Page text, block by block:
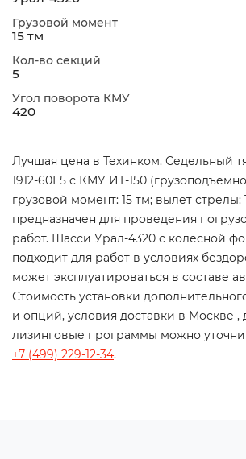
Грузовой момент
15 тм
Кол-во секций
5
Угол поворота КМУ
420
Лучшая цена в Техинком. Седельный
1912-60Е5 с КМУ ИТ-150
грузовой момент: 15 тм; вылет стрелы:
предназначен для проведения
работ. Шасси Урал-4320 с колесной
подходит для работ в условиях
может эксплуатироваться в составе
Стоимость установки
и опций, условия доставки в Москве
лизинговые программы можно
+7 (499) 229-12-34.